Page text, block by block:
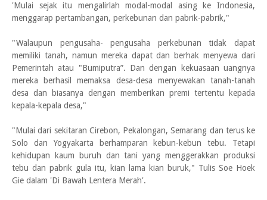
'Mulai sejak itu mengalirlah modal-modal asing ke Indonesia,
menggarap pertambangan, perkebunan dan pabrik-pabrik,"
"Walaupun pengusaha- pengusaha perkebunan tidak dapat
memiliki tanah, namun mereka dapat dan berhak menyewa dari
Pemerintah atau "Bumiputra”. Dan dengan kekuasaan uangnya
mereka berhasil memaksa desa-desa menyewakan tanah-tanah
desa dan biasanya dengan memberikan premi tertentu kepada
kepala-kepala desa,"
"Mulai dari sekitaran Cirebon, Pekalongan, Semarang dan terus ke
Solo dan Yogyakarta berhamparan kebun-kebun tebu. Tetapi
kehidupan kaum buruh dan tani yang menggerakkan produksi
tebu dan pabrik gula itu, kian lama kian buruk," Tulis Soe Hoek
Gie dalam 'Di Bawah Lentera Merah'.